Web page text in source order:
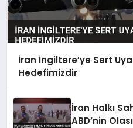
İran İngiltere’ye Sert
Hedefimizdir
İran Halkı
ABD’nin